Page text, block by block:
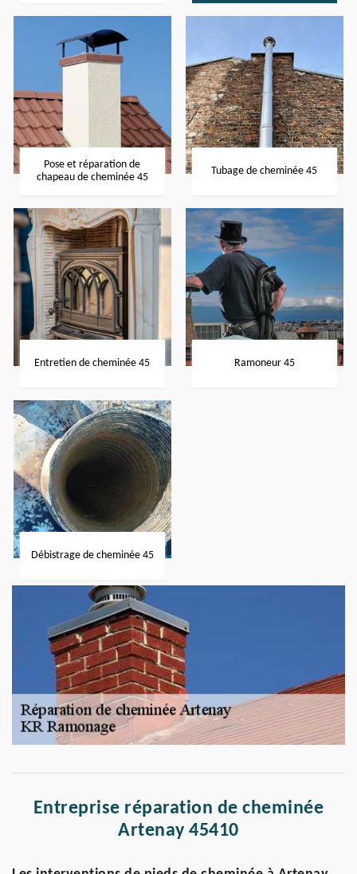
Pose et réparation de
chapeau de cheminée 45
Tubage de cheminée 45
Entretien de cheminée 45 Ramoneur 45
Débistrage de cheminée 45
Entreprise réparation de cheminée
Artenay 45410